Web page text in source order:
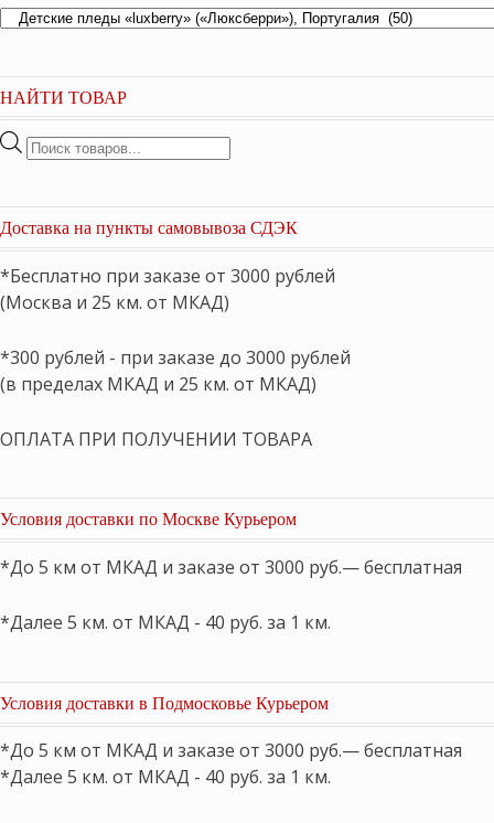
НАЙТИ ТОВАР
Поиск
Доставка на пункты самовывоза СДЭК
*Бесплатно при заказе от 3000 рублей
(Москва и 25 км. от МКАД)
*300 рублей - при заказе до 3000 рублей
(в пределах МКАД и 25 км. от МКАД)
ОПЛАТА ПРИ ПОЛУЧЕНИИ ТОВАРА
Условия доставки по Москве Курьером
*До 5 км от МКАД и заказе от 3000 руб.— бесплатная
*Далее 5 км. от МКАД - 40 руб. за 1 км.
Условия доставки в Подмосковье Курьером
*До 5 км от МКАД и заказе от 3000 руб.— бесплатная
*Далее 5 км. от МКАД - 40 руб. за 1 км.